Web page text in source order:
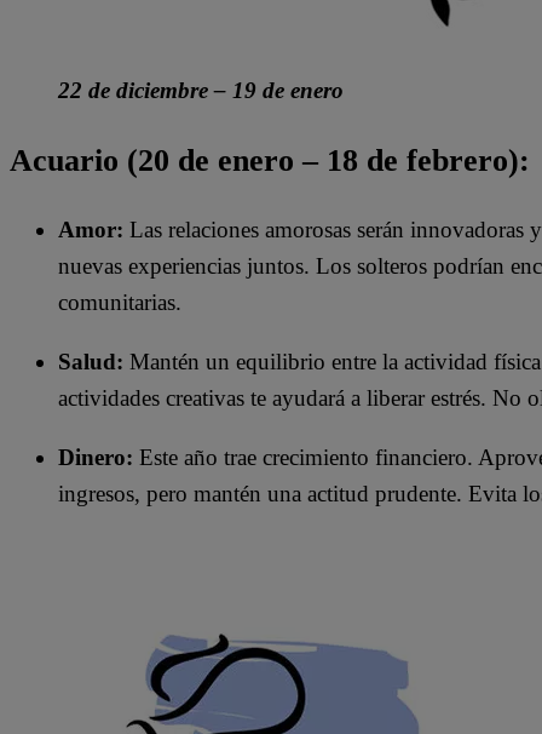
22 de diciembre – 19 de enero
Acuario (20 de enero – 18 de febrero):
Amor: Las relaciones amorosas serán innovadoras
nuevas experiencias juntos. Los solteros podrían
comunitarias.​
Salud: Mantén un equilibrio entre la actividad
actividades creativas te ayudará a liberar estrés. No
Dinero: Este año trae crecimiento financiero.
ingresos, pero mantén una actitud prudente. Evita